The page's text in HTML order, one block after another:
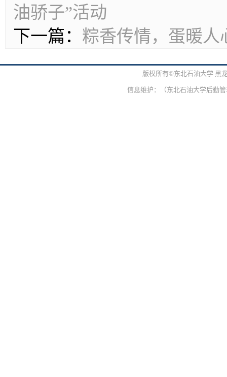
油骄子”活动
下一篇： 粽香传情，蛋暖人
版权所有©东北石油大学 黑
信息维护：（东北石油大学后勤